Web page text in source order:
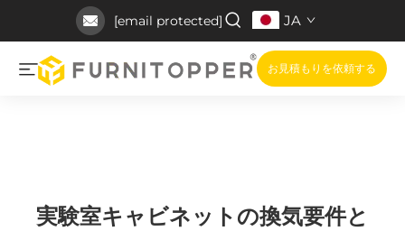
[email protected] JA
お見積もりを依頼する
実験室キャビネットの換気要件と